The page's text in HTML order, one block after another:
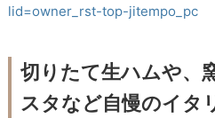
lid=owner_rst-top-jitempo_pc
切りたて生ハムや、
スタなど自慢のイタ